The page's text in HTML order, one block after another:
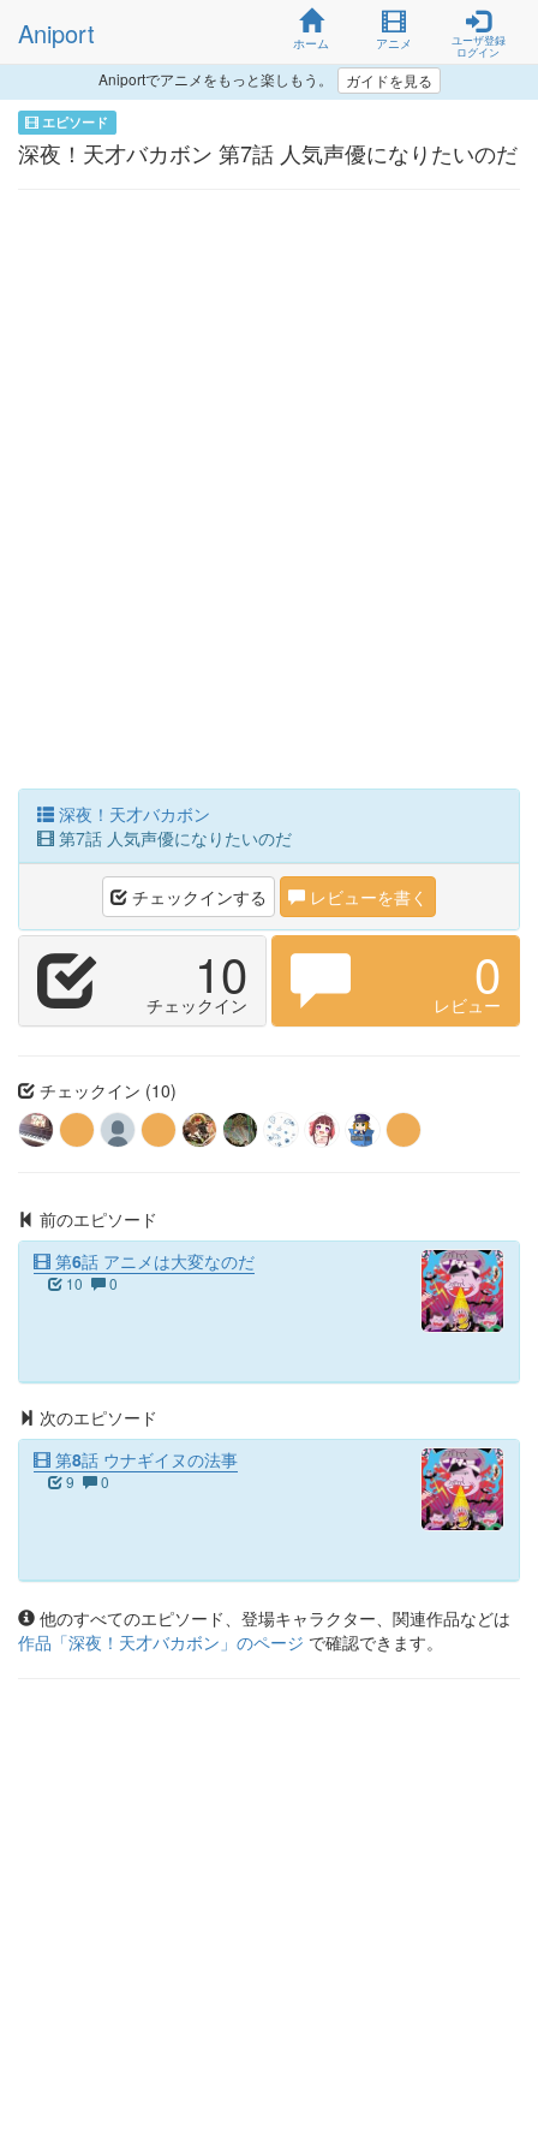
Aniport ホーム アニメ
ユーザ登録
ログイン
Aniportでアニメをもっと楽しもう。 ガイドを見る
エピソード
深夜！天才バカボン 第7話 人気声優になりたいのだ
深夜！天才バカボン
第7話 人気声優になりたいのだ
チェックインする レビューを書く
10
チェックイン 0
レビュー
チェックイン (10)
前のエピソード
第6話 アニメは大変なのだ
10 0
次のエピソード
第8話 ウナギイヌの法事
9 0
他のすべてのエピソード、登場キャラクター、関連作品などは
作品「深夜！天才バカボン 」のページ で確認できます。